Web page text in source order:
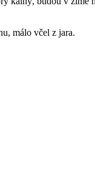
málo včel z jara.